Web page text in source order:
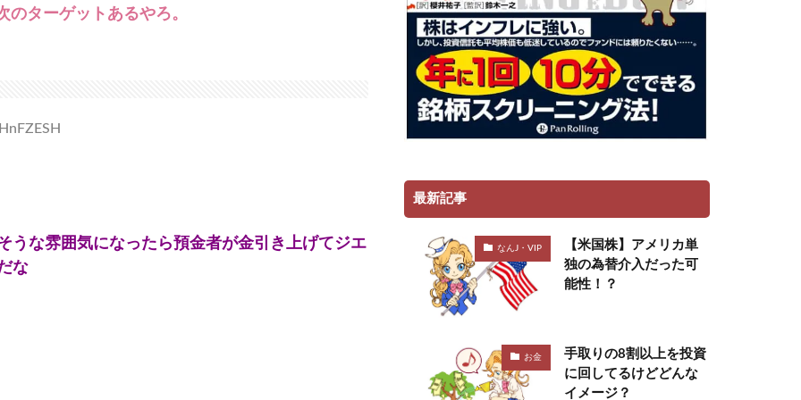
ターゲットあるやろ。
うな雰囲気になったら預金者が金引き上げてジエ
な
最新記事
なんJ・VIP
【米国株】アメリカ単
独の為替介入だった可
能性！？
お金
手取りの8割以上を投資
に回してるけどどんな
イメージ？